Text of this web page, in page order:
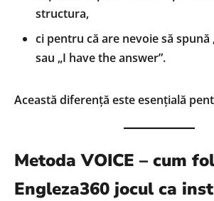
structura,
ci pentru că are nevoie să spună
sau „I have the answer”.
Această diferență este esențială
Metoda VOICE – cum
Engleza360 jocul ca